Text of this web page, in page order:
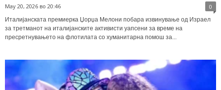
May 20, 2026 во 20:46 0
Италијанската премиерка Џорџа Мелони побара извинување од Израел
за третманот на италијанските активисти уапсени за време на
пресретнувањето на флотилата со хуманитарна помош за...